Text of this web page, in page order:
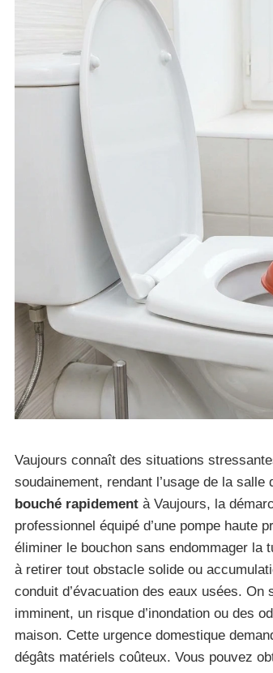
Vaujours connaît des situations
soudainement, rendant l’usage de la salle
bouché rapidement à Vaujours, la
professionnel équipé d’une pompe haute
éliminer le bouchon sans endommager la
à retirer tout obstacle solide ou
conduit d’évacuation des eaux usées.
imminent, un risque d’inondation ou des
maison. Cette urgence domestique
dégâts matériels coûteux. Vous pouvez